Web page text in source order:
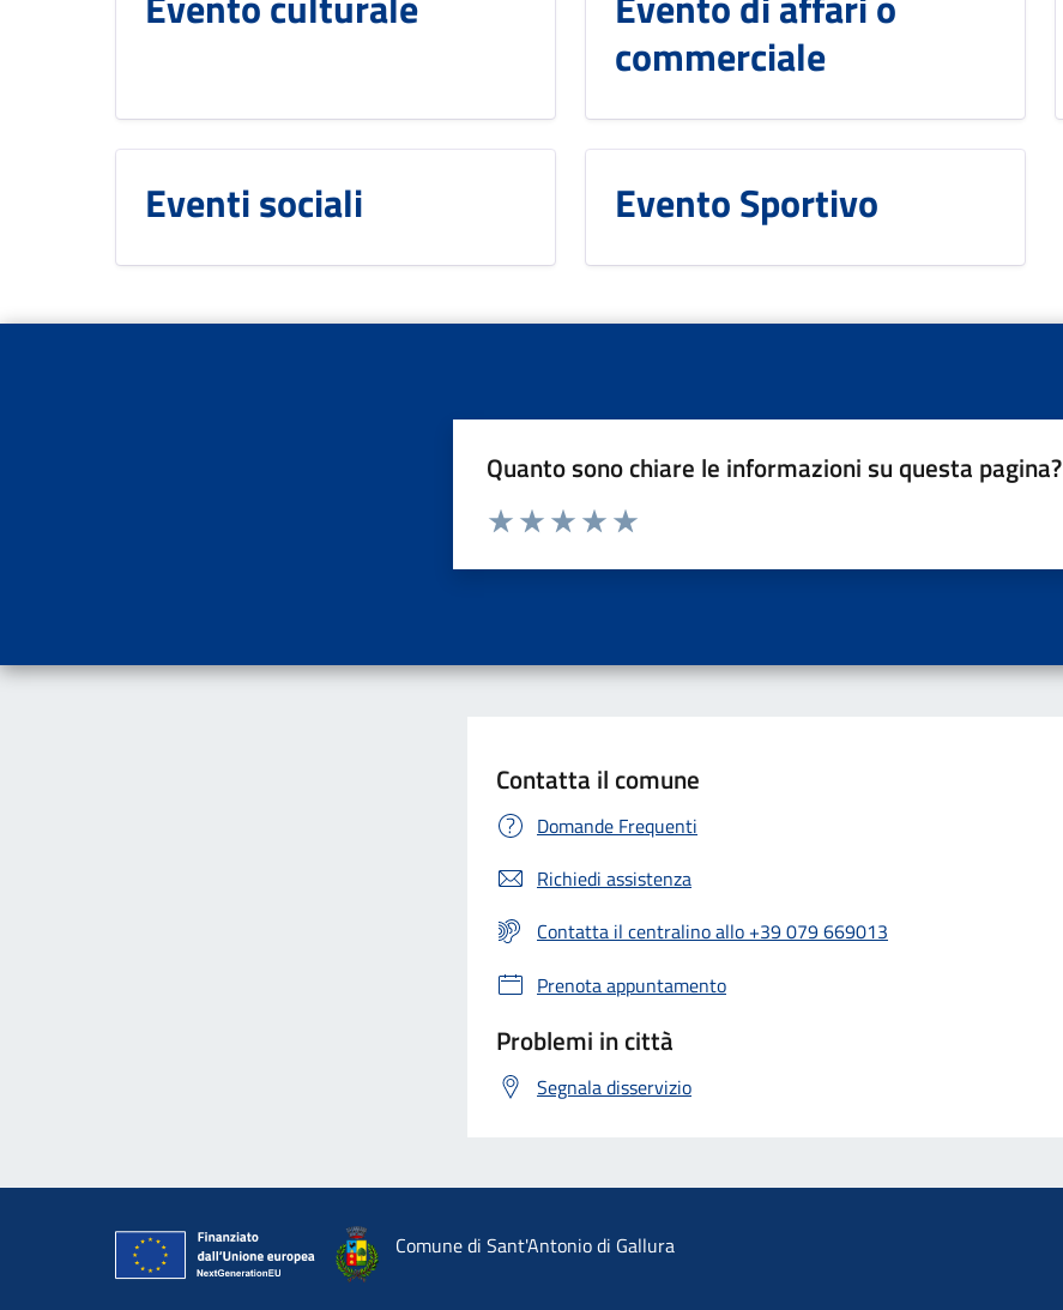
commerciale
Eventi sociali Evento Sportivo
Quanto sono chiare le informazioni su questa pagina?
Valuta da 1 a 5 stelle la pagina
Contatta il comune
Domande Frequenti
Richiedi assistenza
Contatta il centralino allo +39 079 669013
Prenota appuntamento
Problemi in città
Segnala disservizio
Comune di Sant'Antonio di Gallura